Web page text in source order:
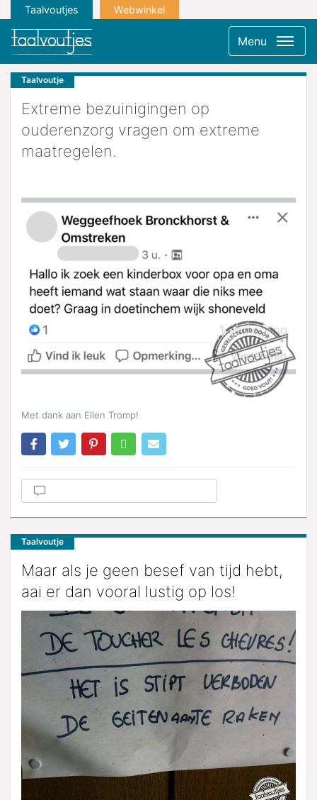
Taalvoutjes Webwinkel
Menu
Taalvoutje
Extreme bezuinigingen op
ouderenzorg vragen om extreme
maatregelen.
Met dank aan Ellen Tromp!
Taalvoutje
Maar als je geen besef van tijd hebt,
aai er dan vooral lustig op los!